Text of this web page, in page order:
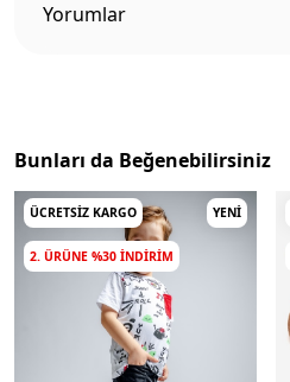
Yorumlar
Bunları da Beğenebilirsiniz
ÜCRETSIZ KARGO YENI
2. ÜRÜNE %30 INDIRIM